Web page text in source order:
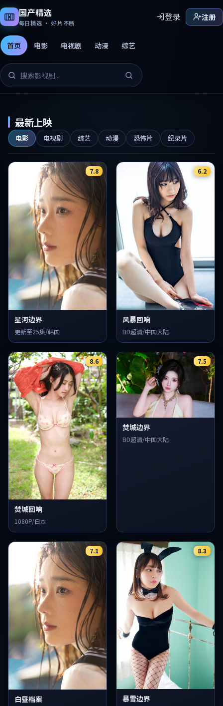
国产精选
每日精选 · 好片不断
首页 电影 电视剧 动漫 综艺
登录 注册
国产精选免费影片
最新上映
电影 电视剧 综艺 动漫 恐怖片 纪录片
7.8
星河边界
更新至25集/韩国
6.2
风暴回响
BD超清/中国大陆
8.6
焚城回响
1080P/日本
7.5
焚城边界
BD超清/中国大陆
7.1
白昼档案
8.3
暴雪边界